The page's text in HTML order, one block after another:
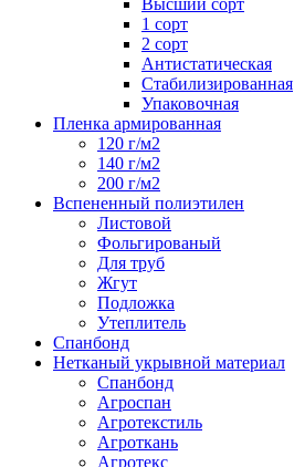
Высший сорт
1 сорт
2 сорт
Антистатическая
Стабилизированная
Упаковочная
Пленка армированная
120 г/м2
140 г/м2
200 г/м2
Вспененный полиэтилен
Листовой
Фольгированый
Для труб
Жгут
Подложка
Утеплитель
Спанбонд
Нетканый укрывной материал
Спанбонд
Агроспан
Агротекстиль
Агроткань
Агротекс